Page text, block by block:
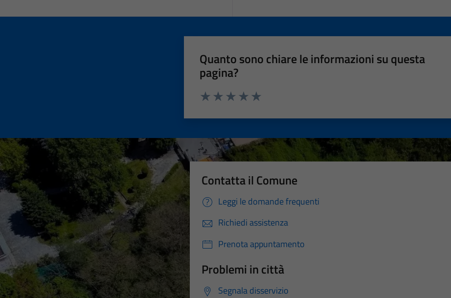
Quanto sono chiare le informazioni su questa
pagina?
Contatta il Comune
Leggi le domande frequenti
Richiedi assistenza
Prenota appuntamento
Problemi in città
Segnala disservizio